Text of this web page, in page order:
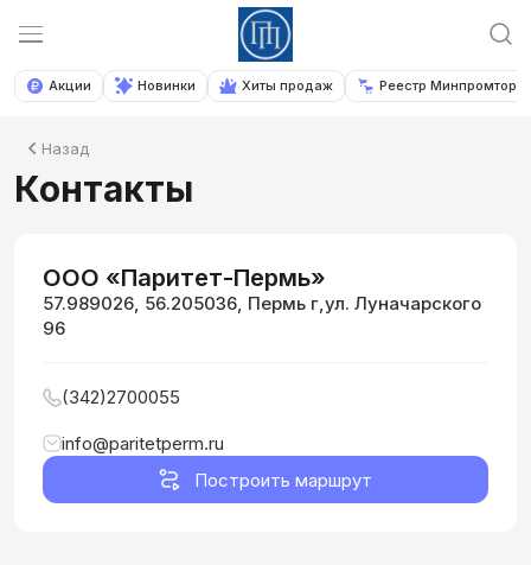
Акции Новинки Хиты продаж Реестр Минпромторга
Назад
Контакты
ООО «Паритет-Пермь»
57.989026, 56.205036, Пермь г,ул. Луначарского
96
(342)2700055
info@paritetperm.ru
Построить маршрут